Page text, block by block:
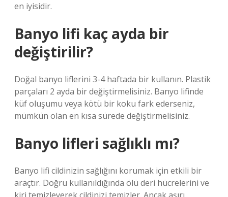
en iyisidir.
Banyo lifi kaç ayda bir
değiştirilir?
Doğal banyo liflerini 3-4 haftada bir kullanın. Plastik
parçaları 2 ayda bir değiştirmelisiniz. Banyo lifinde
küf oluşumu veya kötü bir koku fark ederseniz,
mümkün olan en kısa sürede değiştirmelisiniz.
Banyo lifleri sağlıklı mı?
Banyo lifi cildinizin sağlığını korumak için etkili bir
araçtır. Doğru kullanıldığında ölü deri hücrelerini ve